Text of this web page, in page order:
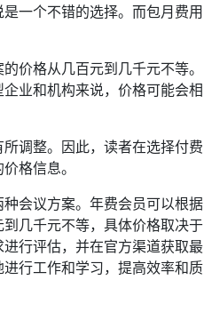
一个不错的选择。而包月费用
价格从几百元到几千元不等。
业和机构来说，价格可能会相
调整。因此，读者在选择付费
格信息。
会议方案。年费会员可以根据
几千元不等，具体价格取决于
行评估，并在官方渠道获取最
行工作和学习，提高效率和质